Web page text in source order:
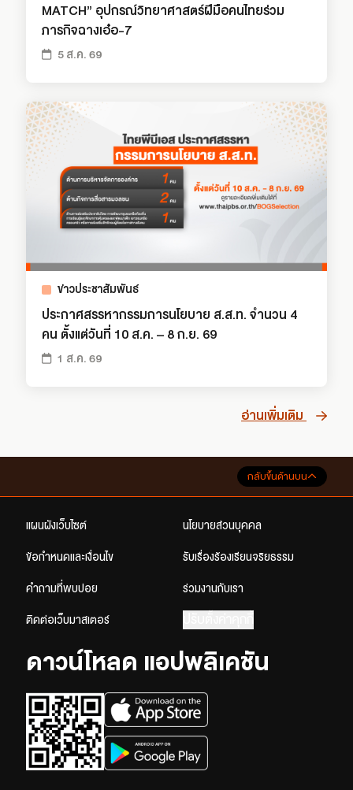
MATCH” อุปกรณ์วิทยาศาสตร์ฝีมือคนไทยร่วม
ภารกิจฉางเอ๋อ-7
5 ส.ค. 69
ข่าวประชาสัมพันธ์
ประกาศสรรหากรรมการนโยบาย ส.ส.ท. จำนวน 4
คน ตั้งแต่วันที่ 10 ส.ค. – 8 ก.ย. 69
1 ส.ค. 69
อ่านเพิ่มเติม
กลับขึ้นด้านบน
แผนผังเว็บไซต์ นโยบายส่วนบุคคล
ข้อกำหนดและเงื่อนไข รับเรื่องร้องเรียนจริยธรรม
คำถามที่พบบ่อย ร่วมงานกับเรา
ติดต่อเว็บมาสเตอร์
ดาวน์โหลด แอปพลิเคชัน